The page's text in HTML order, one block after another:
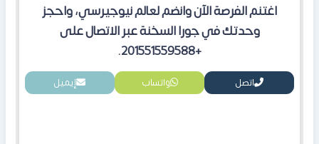
اغتنم الفرصة الآن وانضم لعالم نيوجيرسي، واحجز
وحدتك في جورا السخنة عبر الاتصال على
+201551559588.
اتصل واتساب إيميل